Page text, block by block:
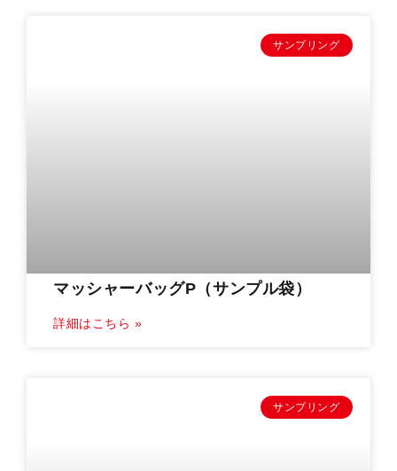
サンプリング
マッシャーバッグP（サンプル袋）
詳細はこちら »
サンプリング